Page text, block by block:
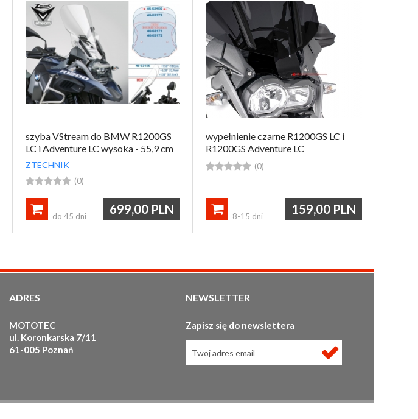
szyba VStream do BMW R1200GS
LC i Adventure LC wysoka - 55,9 cm
ZTECHNIK
 (0)
699,00 PLN

do 45 dni
wypełnienie czarne R1200GS LC i
R1200GS Adventure LC
 (0)
159,00 PLN

8-15 dni
ADRES
MOTOTEC
ul. Koronkarska 7/11
61-005 Poznań
NEWSLETTER
Zapisz się do newslettera